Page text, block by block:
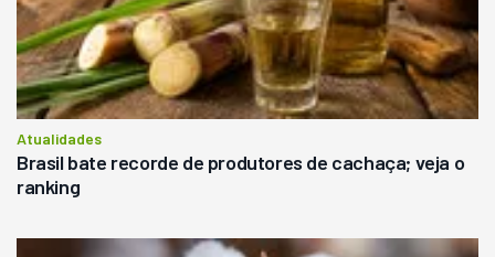
Atualidades
Brasil bate recorde de produtores de cachaça; veja o
ranking